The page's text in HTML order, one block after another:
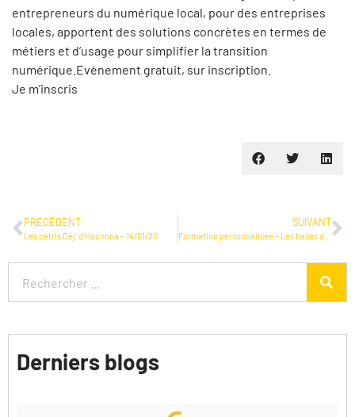
entrepreneurs du numérique local, pour des entreprises
locales, apportent des solutions concrètes en termes de
métiers et d’usage pour simplifier la transition
numérique.Evènement gratuit, sur inscription.
Je m’inscris
PRÉCÉDENT
Les petits Déj’ d’Hacoona – 14/01/20
SUIVANT
Formation personnalisée – Les bases de la gestion du temps 29/01/20
Derniers blogs